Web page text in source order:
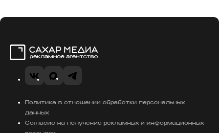
VK MAXTelegram
Политика в отношении обработки персональных
данных
Согласие на получение рекламных и информационных